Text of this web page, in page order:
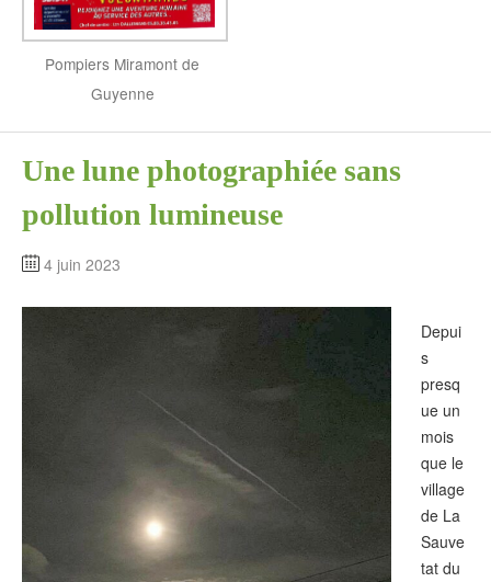
Pompiers Miramont de
Guyenne
Une lune photographiée sans
pollution lumineuse
4 juin 2023
Depui
s
presq
ue un
mois
que le
village
de La
Sauve
tat du